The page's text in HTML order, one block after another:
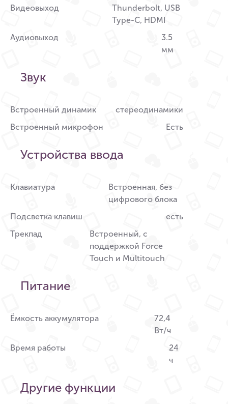
Видеовыход
Thunderbolt, USB
Type-С, HDMI
Аудиовыход
3.5
мм
Звук
Встроенный динамик
стереодинамики
Встроенный микрофон
Есть
Устройства ввода
Клавиатура
Встроенная, без
цифрового блока
Подсветка клавиш
есть
Трекпад
Встроенный, с
поддержкой Force
Touch и Multitouch
Питание
Ёмкость аккумулятора
72,4
Вт/ч
Время работы
24
ч
Другие функции